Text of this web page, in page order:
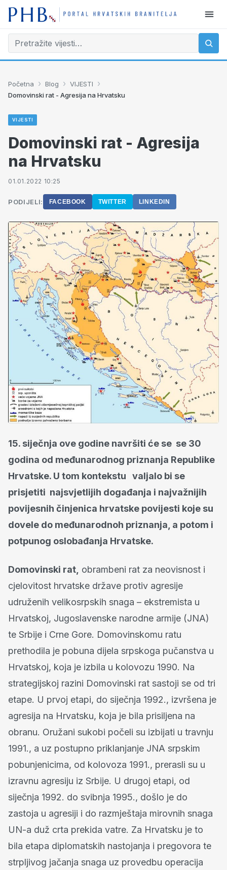
Početna › Blog › VIJESTI ›
Domovinski rat - Agresija na Hrvatsku
VIJESTI
Domovinski rat - Agresija
na Hrvatsku
01.01.2022 10:25
PODIJELI: FACEBOOK TWITTER LINKEDIN
15. siječnja ove godine navršiti će se se 30
godina od međunarodnog priznanja Republike
Hrvatske. U tom kontekstu valjalo bi se
prisjetiti najsvjetlijih događanja i najvažnijih
povijesnih činjenica hrvatske povijesti koje su
dovele do međunarodnoh priznanja, a potom i
potpunog oslobađanja Hrvatske.
Domovinski rat, obrambeni rat za neovisnost i
cjelovitost hrvatske države protiv agresije
udruženih velikosrpskih snaga – ekstremista u
Hrvatskoj, Jugoslavenske narodne armije (JNA)
te Srbije i Crne Gore. Domovinskomu ratu
prethodila je pobuna dijela srpskoga pučanstva u
Hrvatskoj, koja je izbila u kolovozu 1990. Na
strategijskoj razini Domovinski rat sastoji se od tri
etape. U prvoj etapi, do siječnja 1992., izvršena je
agresija na Hrvatsku, koja je bila prisiljena na
obranu. Oružani sukobi počeli su izbijati u travnju
1991., a uz postupno priklanjanje JNA srpskim
pobunjenicima, od kolovoza 1991., prerasli su u
izravnu agresiju iz Srbije. U drugoj etapi, od
siječnja 1992. do svibnja 1995., došlo je do
zastoja u agresiji i do razmještaja mirovnih snaga
UN-a duž crta prekida vatre. Za Hrvatsku je to
bila etapa diplomatskih nastojanja i pregovora te
strpljivog jačanja snaga uz provedbu operacija